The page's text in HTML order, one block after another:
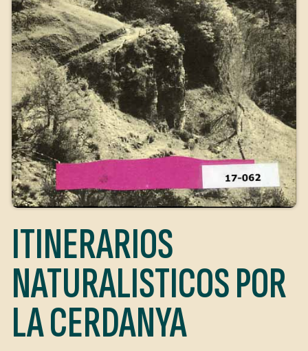
ITINERARIOS
NATURALISTICOS POR
LA CERDANYA